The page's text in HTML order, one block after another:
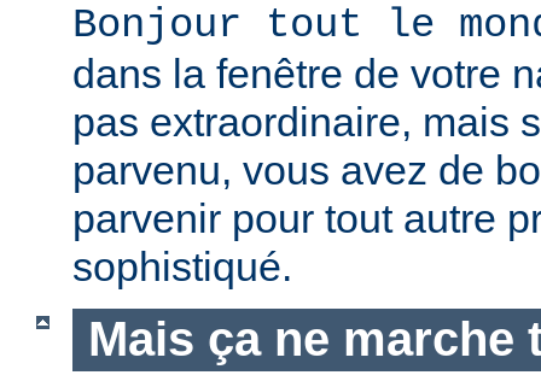
Bonjour tout le
dans la fenêtre de votre
pas extraordinaire, mais
parvenu, vous avez de
parvenir pour tout autre
sophistiqué.
Mais ça ne marche